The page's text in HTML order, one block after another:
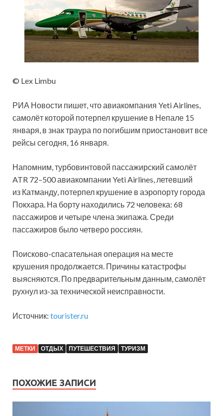
© Lex Limbu
РИА Новости пишет, что авиакомпания Yeti Airlines,
самолёт которой потерпел крушение в Непале 15
января, в знак траура по погибшим приостановит все
рейсы сегодня, 16 января.
Напомним, турбовинтовой пассажирский самолёт
ATR 72–500 авиакомпании Yeti Airlines, летевший
из Катманду, потерпел крушение в аэропорту города
Покхара. На борту находились 72 человека: 68
пассажиров и четыре члена экипажа. Среди
пассажиров было четверо россиян.
Поисково-спасательная операция на месте
крушения продолжается. Причины катастрофы
выясняются. По предварительным данным, самолёт
рухнул из-за технической неисправности.
Источник: tourister.ru
МЕТКИ ОТДЫХ ПУТЕШЕСТВИЯ ТУРИЗМ
ПОХОЖИЕ ЗАПИСИ